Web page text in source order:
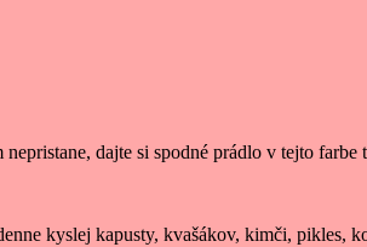
nepristane, dajte si spodné prádlo v tejto
kyslej kapusty, kvašákov, kimči, pikles,